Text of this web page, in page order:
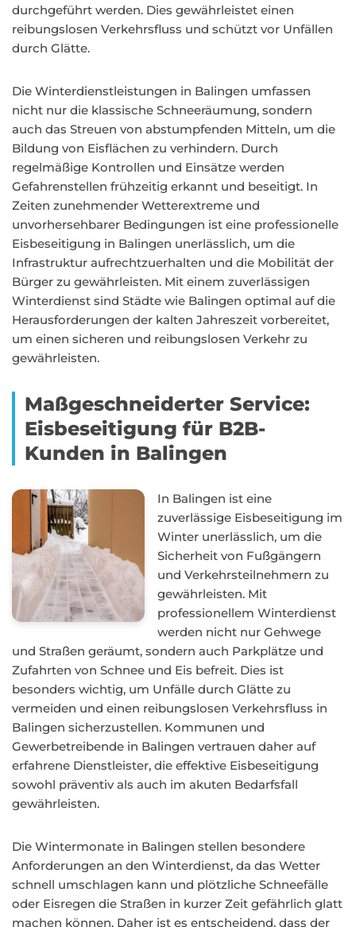
durchgeführt werden. Dies gewährleistet einen
reibungslosen Verkehrsfluss und schützt vor Unfällen
durch Glätte.
Die Winterdienstleistungen in Balingen umfassen
nicht nur die klassische Schneeräumung, sondern
auch das Streuen von abstumpfenden Mitteln, um die
Bildung von Eisflächen zu verhindern. Durch
regelmäßige Kontrollen und Einsätze werden
Gefahrenstellen frühzeitig erkannt und beseitigt. In
Zeiten zunehmender Wetterextreme und
unvorhersehbarer Bedingungen ist eine professionelle
Eisbeseitigung in Balingen unerlässlich, um die
Infrastruktur aufrechtzuerhalten und die Mobilität der
Bürger zu gewährleisten. Mit einem zuverlässigen
Winterdienst sind Städte wie Balingen optimal auf die
Herausforderungen der kalten Jahreszeit vorbereitet,
um einen sicheren und reibungslosen Verkehr zu
gewährleisten.
Maßgeschneiderter Service:
Eisbeseitigung für B2B-
Kunden in Balingen
In Balingen ist eine
zuverlässige Eisbeseitigung im
Winter unerlässlich, um die
Sicherheit von Fußgängern
und Verkehrsteilnehmern zu
gewährleisten. Mit
professionellem Winterdienst
werden nicht nur Gehwege
und Straßen geräumt, sondern auch Parkplätze und
Zufahrten von Schnee und Eis befreit. Dies ist
besonders wichtig, um Unfälle durch Glätte zu
vermeiden und einen reibungslosen Verkehrsfluss in
Balingen sicherzustellen. Kommunen und
Gewerbetreibende in Balingen vertrauen daher auf
erfahrene Dienstleister, die effektive Eisbeseitigung
sowohl präventiv als auch im akuten Bedarfsfall
gewährleisten.
Die Wintermonate in Balingen stellen besondere
Anforderungen an den Winterdienst, da das Wetter
schnell umschlagen kann und plötzliche Schneefälle
oder Eisregen die Straßen in kurzer Zeit gefährlich glatt
machen können. Daher ist es entscheidend, dass der